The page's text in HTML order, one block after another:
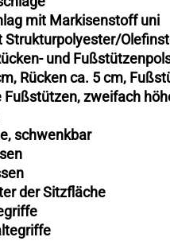
mit Markisenstoff uni
Strukturpolyester/
und
Rücken ca. 5 cm,
Fußstützen, zweifach
schwenkbar
der Sitzfläche